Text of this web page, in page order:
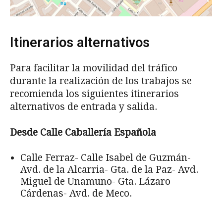
Itinerarios alternativos
Para facilitar la movilidad del tráfico
durante la realización de los trabajos se
recomienda los siguientes itinerarios
alternativos de entrada y salida.
Desde Calle Caballería Española
Calle Ferraz- Calle Isabel de Guzmán-
Avd. de la Alcarria- Gta. de la Paz- Avd.
Miguel de Unamuno- Gta. Lázaro
Cárdenas- Avd. de Meco.